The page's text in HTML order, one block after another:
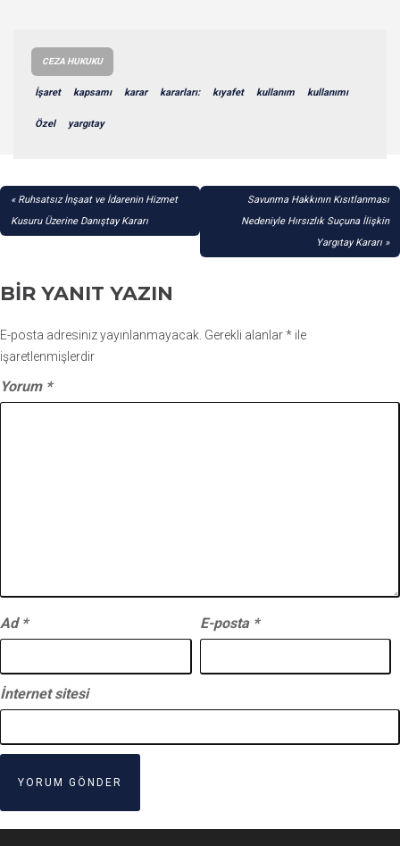
CEZA HUKUKU
İşaret kapsamı karar kararları: kıyafet kullanım kullanımı
Özel yargıtay
YAZI
GEZINMESI
Ruhsatsız İnşaat ve İdarenin Hizmet
Kusuru Üzerine Danıştay Kararı
Savunma Hakkının Kısıtlanması
Nedeniyle Hırsızlık Suçuna İlişkin
Yargıtay Kararı
BIR YANIT YAZIN
E-posta adresiniz yayınlanmayacak. Gerekli alanlar* ile
işaretlenmişlerdir
Yorum *
Ad * E-posta *
İnternet sitesi